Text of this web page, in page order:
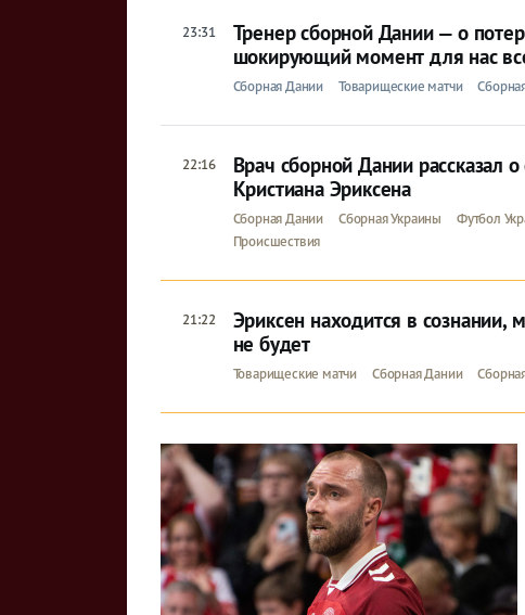
23:31
Тренер сборной Дании — о
шокирующий момент для нас
Сборная Дании Товарищеские матчи
22:16
Врач сборной Дании рассказал
Кристиана Эриксена
Сборная Дании Сборная Украины Футбол
Происшествия
21:22
Эриксен находится в сознании,
не будет
Товарищеские матчи Сборная Дании